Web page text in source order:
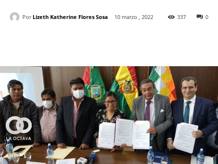
Por Lizeth Katherine Flores Sosa 10 marzo , 2022 0
337